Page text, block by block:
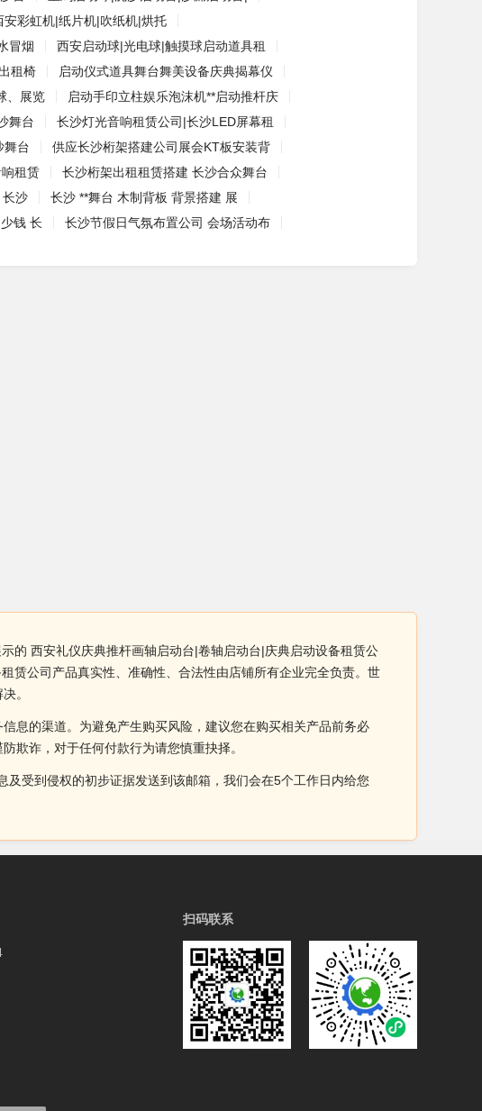
安彩虹机|纸片机|吹纸机|烘托
冒烟
西安启动球|光电球|触摸球启动道具租
租椅
启动仪式道具舞台舞美设备庆典揭幕仪
、展览
启动手印立柱娱乐泡沫机**启动推杆庆
舞台
长沙灯光音响租赁公司|长沙LED屏幕租
舞台
供应长沙桁架搭建公司展会KT板安装背
租赁
长沙桁架出租租赁搭建 长沙合众舞台
长沙
长沙 **舞台 木制背板 背景搭建 展
钱 长 长沙节假日气氛布置公司 会场活动布
的 西安礼仪庆典推杆画轴启动台|卷轴启动台|庆典启动设备租赁公
赁公司产品真实性、准确性、合法性由店铺所有企业完全负责。世
。
息的渠道。为避免产生购买风险，建议您在购买相关产品前务必
欺诈，对于任何付款行为请您慎重抉择。
受到侵权的初步证据发送到该邮箱，我们会在5个工作日内给您
扫码联系